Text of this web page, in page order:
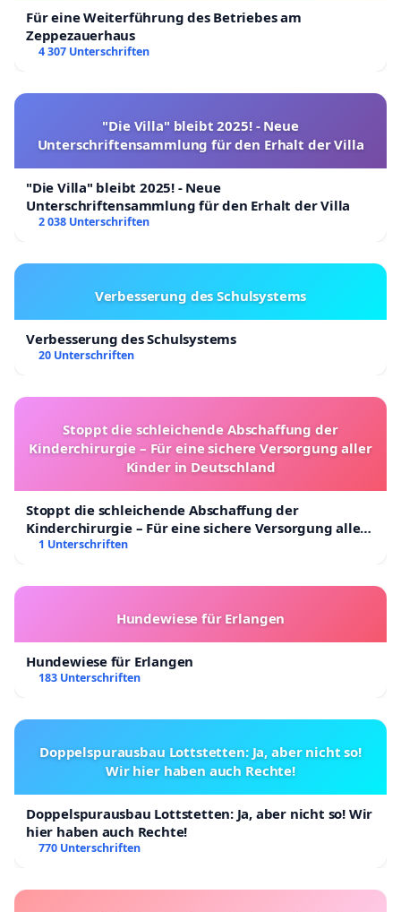
Für eine Weiterführung des Betriebes am
Zeppezauerhaus
4 307 Unterschriften
"Die Villa" bleibt 2025! - Neue
Unterschriftensammlung für den Erhalt der Villa
"Die Villa" bleibt 2025! - Neue
Unterschriftensammlung für den Erhalt der Villa
2 038 Unterschriften
Verbesserung des Schulsystems
Verbesserung des Schulsystems
20 Unterschriften
Stoppt die schleichende Abschaffung der
Kinderchirurgie – Für eine sichere Versorgung aller
Kinder in Deutschland
Stoppt die schleichende Abschaffung der
Kinderchirurgie – Für eine sichere Versorgung aller
Kinder in Deutschland
1 Unterschriften
Hundewiese für Erlangen
Hundewiese für Erlangen
183 Unterschriften
Doppelspurausbau Lottstetten: Ja, aber nicht so!
Wir hier haben auch Rechte!
Doppelspurausbau Lottstetten: Ja, aber nicht so! Wir
hier haben auch Rechte!
770 Unterschriften